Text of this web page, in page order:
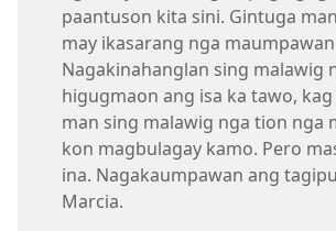
paantuson kita sini. Gintuga
may ikasarang nga
Nagakinahanglan sing malawig
higugmaon ang isa ka tawo,
man sing malawig nga tion nga
kon magbulagay kamo. Pero
ina. Nagakaumpawan ang
Marcia.